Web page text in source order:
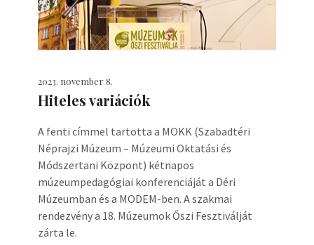
2023. november 8.
Hiteles variációk
A fenti címmel tartotta a MOKK (Szabadtéri
Néprajzi Múzeum – Múzeumi Oktatási és
Módszertani Központ) kétnapos
múzeumpedagógiai konferenciáját a Déri
Múzeumban és a MODEM-ben. A szakmai
rendezvény a 18. Múzeumok Őszi Fesztiválját
zárta le.